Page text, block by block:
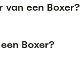
van een Boxer?
Boxer?